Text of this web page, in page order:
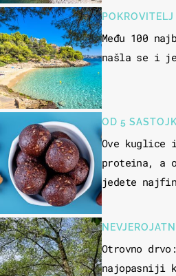
Među 100
našla se i
OD 5
Ove kuglice
proteina, a
jedete
Otrovno
najopasniji